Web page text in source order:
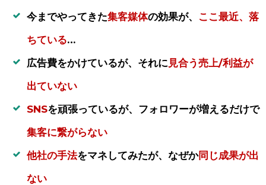
今までやってきた集客媒体の効果が、 ここ最近、落
ちている…
広告費をかけているが、それに 見合う売上/利益が
出ていない
SNSを頑張っているが、フォロワーが増えるだけで
集客に繋がらない
他社の手法をマネしてみたが、なぜか同じ成果が出
ない